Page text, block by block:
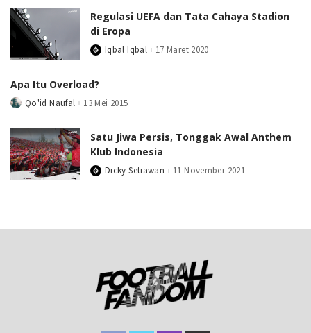
Regulasi UEFA dan Tata Cahaya Stadion
di Eropa
PostedIqbal Iqbal 17 Maret 2020
Apa Itu Overload?
PostedQo'id Naufal 13 Mei 2015
Satu Jiwa Persis, Tonggak Awal Anthem
Klub Indonesia
PostedDicky Setiawan 11 November 2021